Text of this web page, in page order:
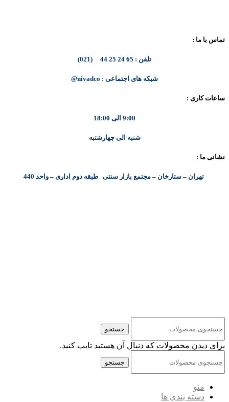
تماس با ما :
تلفن : 65 24 25 44 (021)
شبکه های اجتماعی : nivadco@
ساعات کاری :
9:00 الی 18:00
شنبه الی چهارشتبه
نشانی ما :
تهران – ستارخان – مجتمع بازار سنتی طبقه دوم اداری – واحد 440
جستجو
برای دیدن محصولات که دنبال آن هستید تایپ کنید.
جستجو
منو
دسته بندی ها